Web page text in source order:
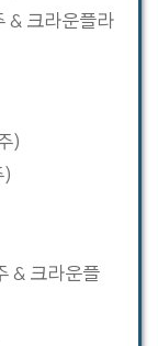
& 크라운플라
)
)
& 크라운플